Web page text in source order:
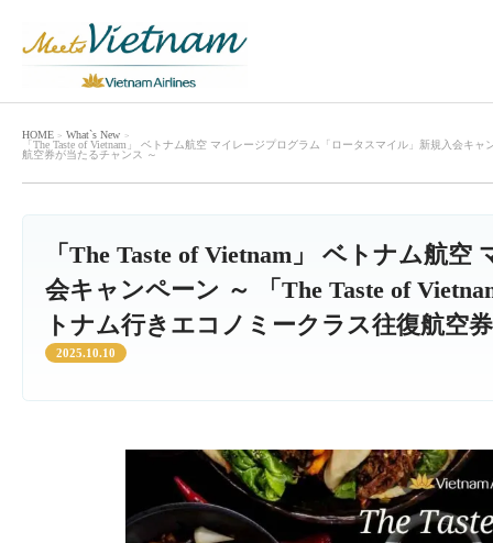
HOME
What`s New
「The Taste of Vietnam」 ベトナム航空 マイレージプログラム「ロータスマイル」新規入会キ
航空券が当たるチャンス ～
「The Taste of Vietnam」 ベトナム航
会キャンペーン ～ 「The Taste of
トナム行きエコノミークラス往復航空
2025.10.10